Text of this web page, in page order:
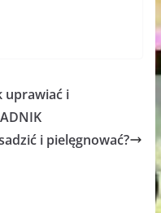
uprawiać i
i pielęgnować?